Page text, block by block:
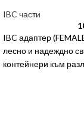
IBC части
IBC адаптер
лесно и надеждно
контейнери към